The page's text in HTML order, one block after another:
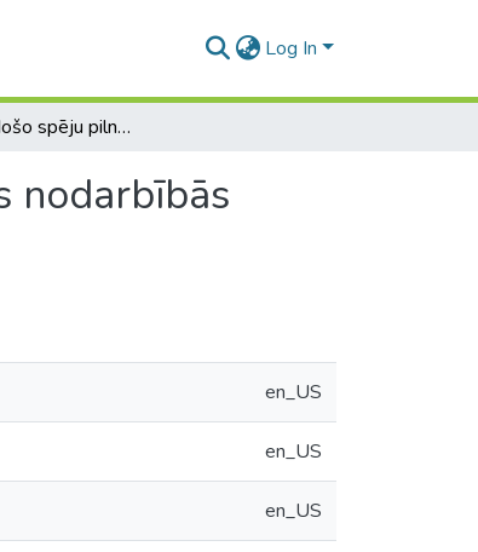
Log In
Pusaudžu radošo spēju pilnveidošana vizuālās mākslas nodarbībās vispārizglītojošā skolā
nodarbībās
en_US
en_US
en_US